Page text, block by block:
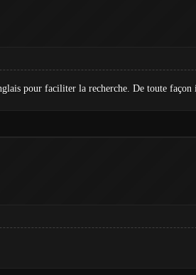
pour faciliter la recherche. De toute